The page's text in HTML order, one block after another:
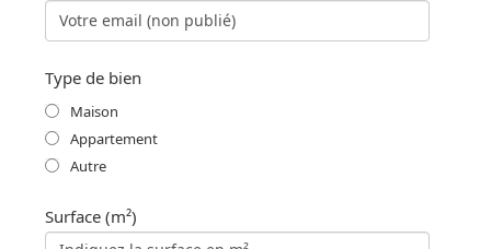
Type de bien
Maison
Appartement
Autre
Surface (m²)